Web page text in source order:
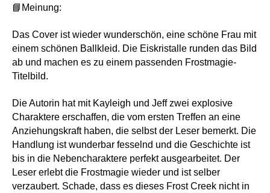
📘Meinung:
Das Cover ist wieder wunderschön, eine schöne Frau mit
einem schönen Ballkleid. Die Eiskristalle runden das Bild
ab und machen es zu einem passenden Frostmagie-
Titelbild.
Die Autorin hat mit Kayleigh und Jeff zwei explosive
Charaktere erschaffen, die vom ersten Treffen an eine
Anziehungskraft haben, die selbst der Leser bemerkt. Die
Handlung ist wunderbar fesselnd und die Geschichte ist
bis in die Nebencharaktere perfekt ausgearbeitet. Der
Leser erlebt die Frostmagie wieder und ist selber
verzaubert. Schade, dass es dieses Frost Creek nicht in